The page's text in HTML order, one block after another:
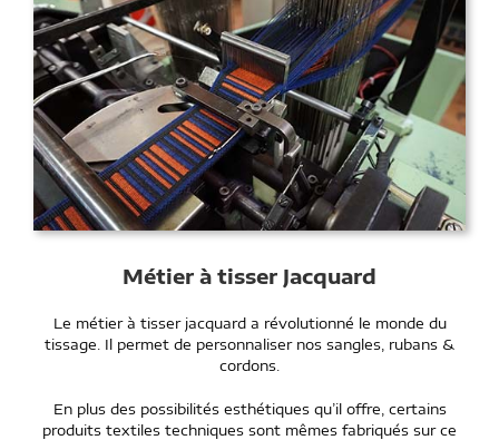
Métier à tisser Jacquard
Le métier à tisser jacquard a révolutionné le monde du
tissage. Il permet de personnaliser nos sangles, rubans &
cordons.
En plus des possibilités esthétiques qu’il offre, certains
produits textiles techniques sont mêmes fabriqués sur ce